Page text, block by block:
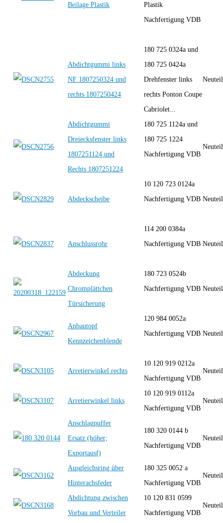
Beilage Plastik
Plastik
Nachfertigung VDB
Abdichtgummi links
NF 1807250324 und
rechts 1807250424
180 725 0324a und
180 725 0424a
Drehfenster links
rechts Ponton Coupe
Cabriolet...
Abdichtgummi
Dreiecksfenster links
1807251124 und
Rechts 1807251224
180 725 1124a und
180 725 1224
Nachfertigung VDB
Abdeckscheibe
10 120 723 0124a
Nachfertigung VDB
Anschlussrohr
114 200 0384a
Nachfertigung VDB
Abdeckung
Chromplättchen
Türsicherung
180 723 0524b
Nachfertigung VDB
Anbautopf
Kennzeichenblende
120 984 0052a
Nachfertigung VDB
Arretierwinkel rechts
10 120 919 0212a
Nachfertigung VDB
Arretierwinkel links
10 120 919 0112a
Nachfertigung VDB
Anschlagpuffer
Ersatz (höher;
Exportausf)
180 320 0144 b
Nachfertigung VDB
Ausgleichsring über
Hinterachsfeder
180 325 0052 a
Nachfertigung VDB
Abdichtung zwischen
Vorbau und Verteiler
10 120 831 0599
Nachfertigung VDB